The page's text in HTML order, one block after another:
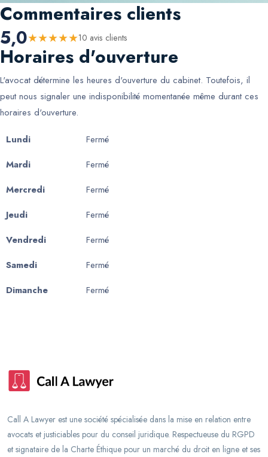
Commentaires clients
5,0★★★★★10 avis clients
Horaires d'ouverture
L'avocat détermine les heures d'ouverture du cabinet. Toutefois, il
peut nous signaler une indisponibilité momentanée même durant ces
horaires d'ouverture.
Lundi
Fermé
Mardi
Fermé
Mercredi
Fermé
Jeudi
Fermé
Vendredi
Fermé
Samedi
Fermé
Dimanche
Fermé
Call A Lawyer est une société spécialisée dans la mise en relation entre
avocats et justiciables pour du conseil juridique. Respectueuse du RGPD
et signataire de la Charte Éthique pour un marché du droit en ligne et ses